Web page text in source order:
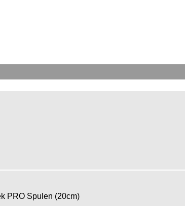
PRO Spulen (20cm)